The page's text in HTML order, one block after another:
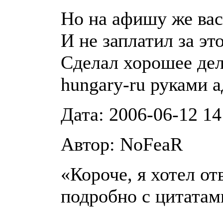
Но на афишу же
И не заплатил за
Сделал хорошее
hungary-ru руками
Дата: 2006-06-12
Автор: NoFeaR
«Короче, я хотел
подробно с